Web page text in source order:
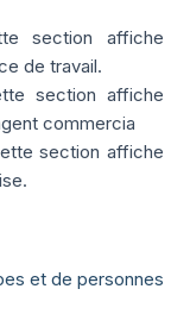
section affiche
de travail.
section affiche
commercia
section affiche
et de personnes